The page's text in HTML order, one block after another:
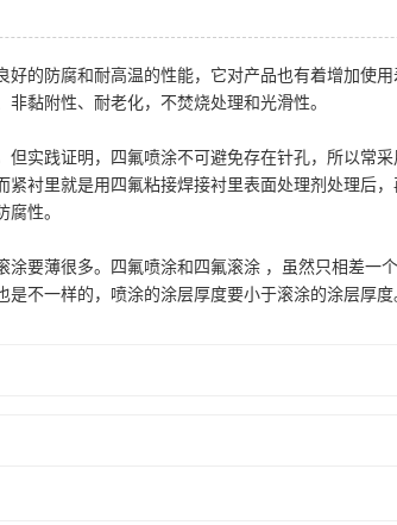
的防腐和耐高温的性能，它对产品也有着增加使
黏附性、耐老化，不焚烧处理和光滑性。
践证明，四氟喷涂不可避免存在针孔，所以常采
衬里就是用四氟粘接焊接衬里表面处理剂处理后
性。
薄很多。四氟喷涂和四氟滚涂 ，虽然只相差一
不一样的，喷涂的涂层厚度要小于滚涂的涂层厚度